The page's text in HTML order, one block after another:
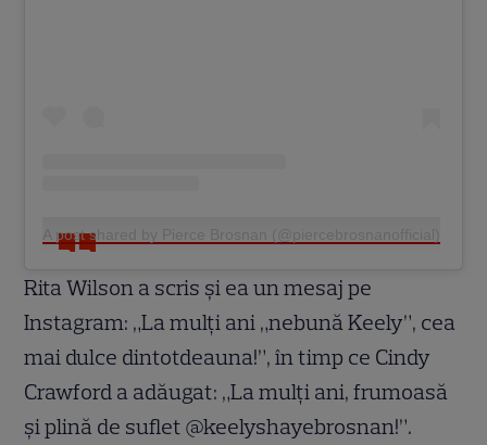
A post shared by Pierce Brosnan (@piercebrosnanofficial)
Rita Wilson a scris și ea un mesaj pe
Instagram: „La mulți ani „nebună Keely”, cea
mai dulce dintotdeauna!”, în timp ce Cindy
Crawford a adăugat: „La mulți ani, frumoasă
și plină de suflet @keelyshayebrosnan!”.